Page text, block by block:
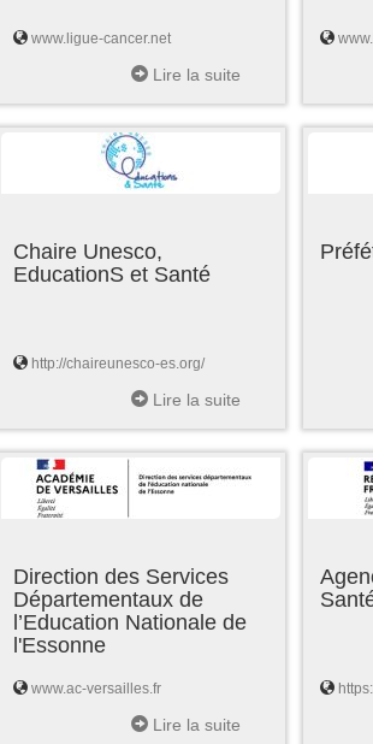
www.ligue-cancer.net
Lire la suite
Chaire Unesco,
EducationS et Santé
http://chaireunesco-es.org/
Lire la suite
Direction des Services
Départementaux de
l’Education Nationale de
l'Essonne
www.ac-versailles.fr
Lire la suite